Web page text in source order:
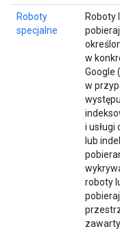
Roboty
specjalne
Roboty
w
Google
w
i usługi
lub
roboty